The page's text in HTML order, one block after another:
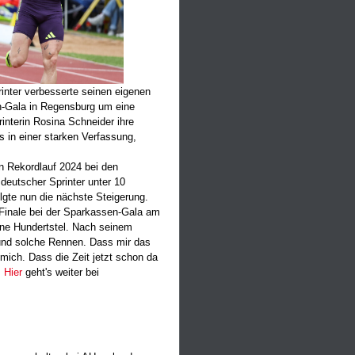
verbesserte seinen eigenen
in Regensburg um eine
Rosina Schneider ihre
in einer starken Verfassung,
Rekordlauf 2024 bei den
Sprinter unter 10
nun die nächste Steigerung.
bei der Sparkassen-Gala am
Hundertstel. Nach seinem
solche Rennen. Dass mir das
Dass die Zeit jetzt schon da
Hiergeht's weiter bei